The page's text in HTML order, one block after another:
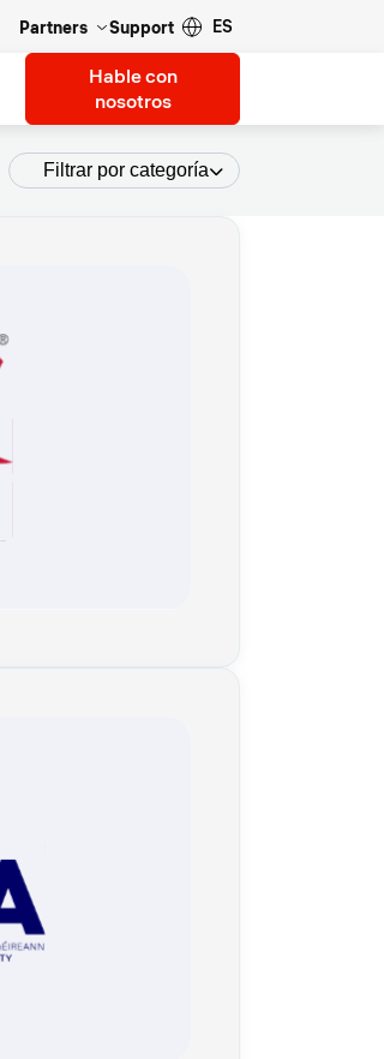
Partners Support ES
Hable con
nosotros
Filtrar por categoría